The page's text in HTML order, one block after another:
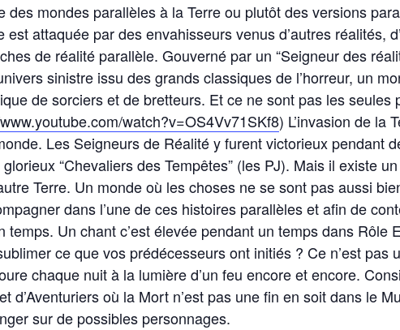
des mondes parallèles à la Terre ou plutôt des versions
est attaquée par des envahisseurs venus d’autres réalités,
de réalité parallèle. Gouverné par un “Seigneur des
sinistre issu des grands classiques de l’horreur, un
de sorciers et de bretteurs. Et ce ne sont pas les
watch?v=OS4Vv71SKf8) L’invasion de la
Les Seigneurs de Réalité y furent victorieux pendant
“Chevaliers des Tempêtes” (les PJ). Mais il existe
Terre. Un monde où les choses ne se sont pas aussi
dans l’une de ces histoires parallèles et afin de
temps. Un chant c’est élevée pendant un temps dans
ce que vos prédécesseurs ont initiés ? Ce n’est
chaque nuit à la lumière d’un feu encore et encore.
d’Aventuriers où la Mort n’est pas une fin en soit dans le
sur de possibles personnages.